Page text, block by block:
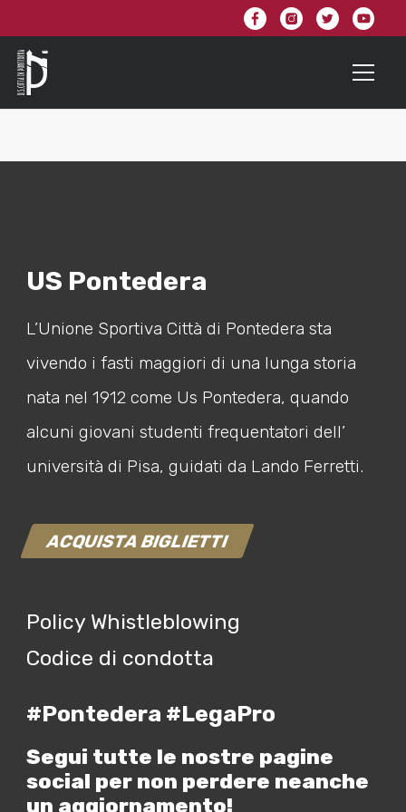
US Pontedera
L’Unione Sportiva Città di Pontedera sta
vivendo i fasti maggiori di una lunga storia
nata nel 1912 come Us Pontedera, quando
alcuni giovani studenti frequentatori dell’
università di Pisa, guidati da Lando Ferretti.
ACQUISTA BIGLIETTI
Policy Whistleblowing
Codice di condotta
#Pontedera #LegaPro
Segui tutte le nostre pagine
social per non perdere neanche
un aggiornamento!